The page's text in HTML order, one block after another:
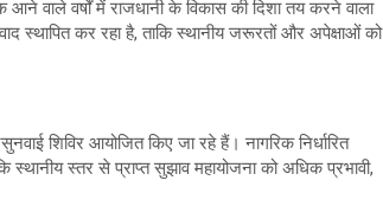
वाले वर्षों में राजधानी के विकास की दिशा तय करने वाला
स्थापित कर रहा है, ताकि स्थानीय जरूरतों और अपेक्षाओं को
शिविर आयोजित किए जा रहे हैं। नागरिक निर्धारित
स्तर से प्राप्त सुझाव महायोजना को अधिक प्रभावी,